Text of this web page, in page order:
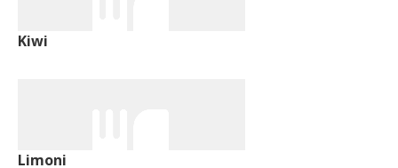
Kiwi
Limoni